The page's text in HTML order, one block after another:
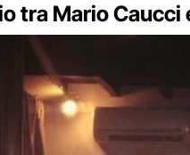
tra Mario Caucci